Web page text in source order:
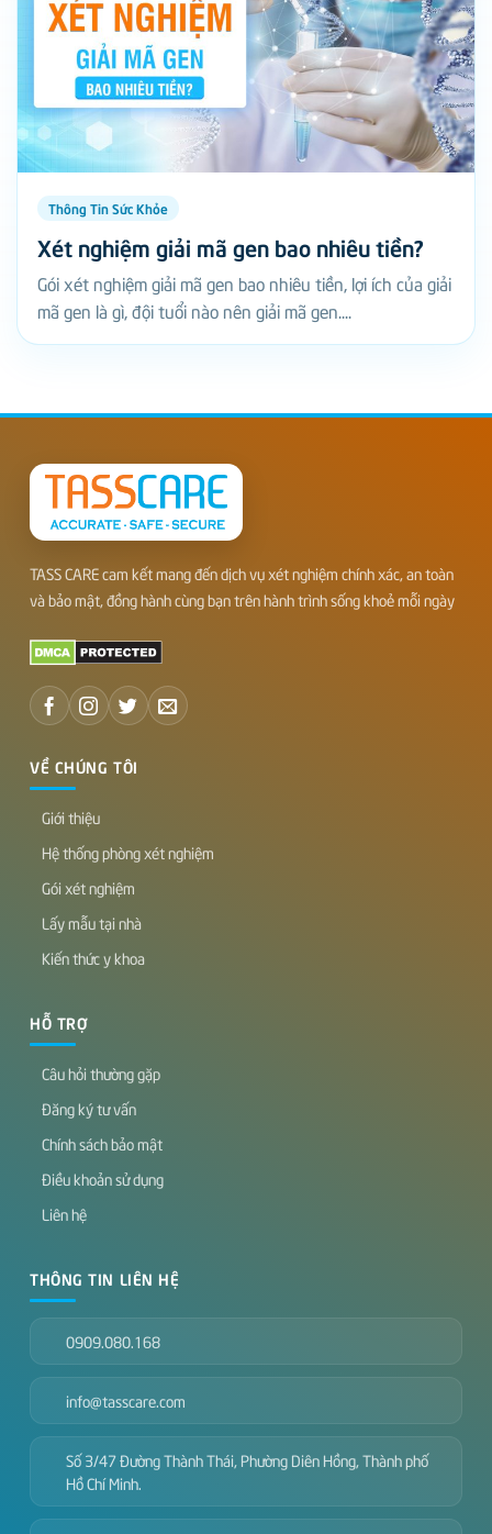
Thông Tin Sức Khỏe
Xét nghiệm giải mã gen bao nhiêu tiền?
Gói xét nghiệm giải mã gen bao nhiêu tiền, lợi ích của giải
mã gen là gì, đội tuổi nào nên giải mã gen....
TASS CARE cam kết mang đến dịch vụ xét nghiệm chính xác, an toàn
và bảo mật, đồng hành cùng bạn trên hành trình sống khoẻ mỗi ngày
VỀ CHÚNG TÔI
Giới thiệu
Hệ thống phòng xét nghiệm
Gói xét nghiệm
Lấy mẫu tại nhà
Kiến thức y khoa
HỖ TRỢ
Câu hỏi thường gặp
Đăng ký tư vấn
Chính sách bảo mật
Điều khoản sử dụng
Liên hệ
THÔNG TIN LIÊN HỆ
0909.080.168
info@tasscare.com
Số 3/47 Đường Thành Thái, Phường Diên Hồng, Thành phố
Hồ Chí Minh.